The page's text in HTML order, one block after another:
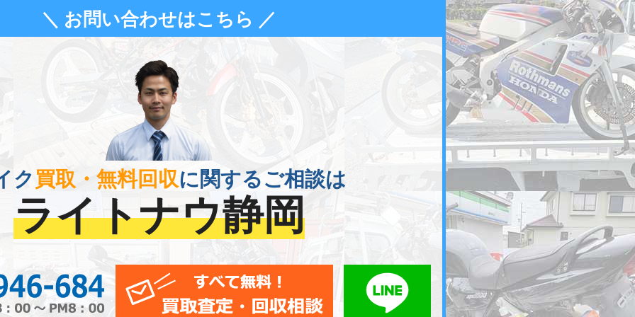
＼ お問い合わせはこちら ／
ク 買取・無料回収に関するご相談は
ライトナウ静岡
0120-956-684 メールでお問い合わせLINEでお問い合わせ